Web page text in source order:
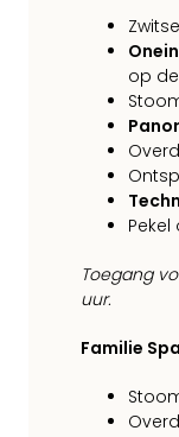
op
Toegang
uur.
Familie